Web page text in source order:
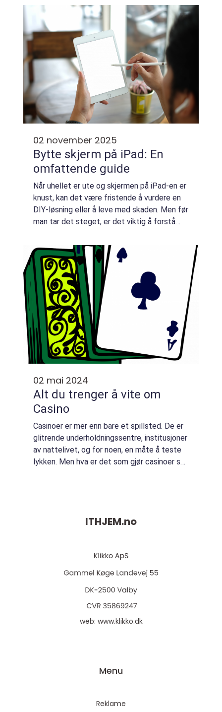
holdes og gjerne skal alt skje på én dag.
Midt i a...
02 november 2025
Bytte skjerm på iPad: En
omfattende guide
Når uhellet er ute og skjermen på iPad-en er
knust, kan det være fristende å vurdere en
DIY-løsning eller å leve med skaden. Men før
man tar det steget, er det viktig å forstå
02 mai 2024
Alt du trenger å vite om
Casino
Casinoer er mer enn bare et spillsted. De er
glitrende underholdningssentre, institusjoner
av nattelivet, og for noen, en måte å teste
lykken. Men hva er det som gjør casinoer så
ITHJEM.no
web: www.klikko.dk
Menu
Reklame